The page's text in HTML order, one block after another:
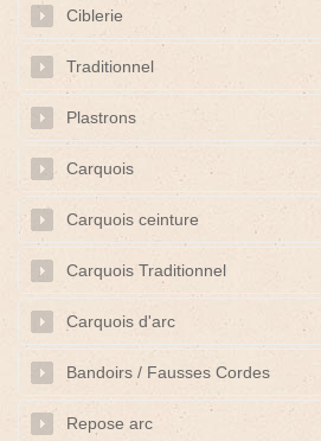
Ciblerie
Traditionnel
Plastrons
Carquois
Carquois ceinture
Carquois Traditionnel
Carquois d'arc
Bandoirs / Fausses Cordes
Repose arc